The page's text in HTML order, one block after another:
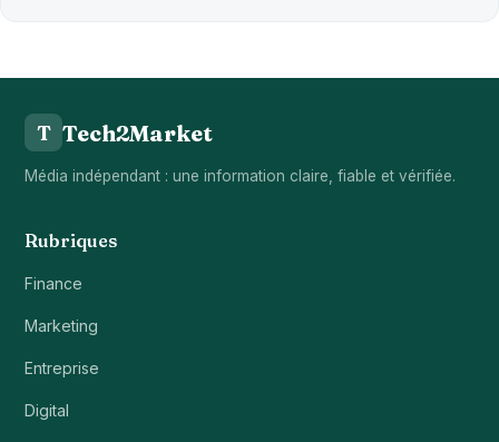
T Tech2Market
Média indépendant : une information claire, fiable et vérifiée.
Rubriques
Finance
Marketing
Entreprise
Digital